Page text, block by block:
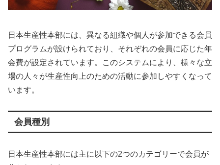
日本生産性本部には、異なる組織や個人が参加できる会員
プログラムが設けられており、それぞれの会員に応じた年
会費が設定されています。このシステムにより、様々な立
場の人々が生産性向上のための活動に参加しやすくなって
います。
会員種別
日本生産性本部には主に以下の2つのカテゴリーで会員が